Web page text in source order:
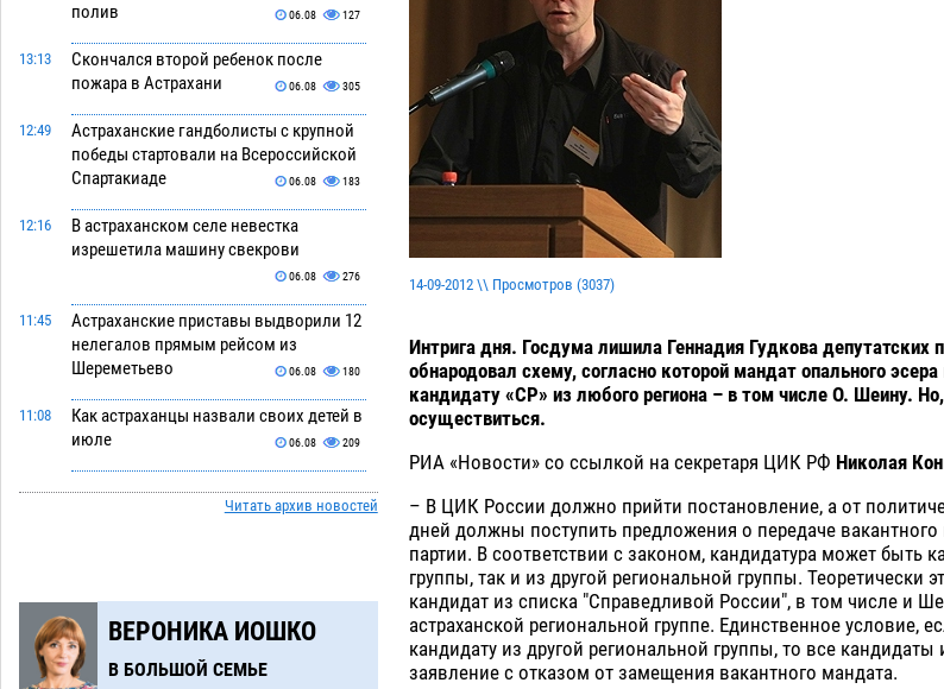
полив
06.08 127
13:13
Скончался второй ребенок после
пожара в Астрахани
06.08 305
12:49
Астраханские гандболисты с крупной
победы стартовали на Всероссийской
Спартакиаде
06.08 183
12:16
В астраханском селе невестка
изрешетила машину свекрови
06.08 276
11:45
Астраханские приставы выдворили 12
нелегалов прямым рейсом из
Шереметьево
06.08 180
11:08
Как астраханцы назвали своих детей в
июле
06.08 209
В Астрахани несовершеннолетнему
дали условные 1,5 года за найденные
помогла многодетному отцу вернуть
родительские права
06.08
09:13
В Астрахани купеческий банк укроют
Читать архив новостей
ВЕРОНИКА ИОШКО
В БОЛЬШОЙ СЕМЬЕ
14-09-2012 \\ Просмотров (3037)
Интрига дня. Госдума лишила Геннадия Гудкова депутатских
обнародовал схему, согласно которой мандат опального
кандидату «СР» из любого региона – в том числе О. Шеину.
осуществиться.
РИА «Новости» со ссылкой на секретаря ЦИК РФ Николая
– В ЦИК России должно прийти постановление, а от
дней должны поступить предложения о передаче вакантного
партии. В соответствии с законом, кандидатура может быть
группы, так и из другой региональной группы. Теоретически
кандидат из списка "Справедливой России", в том числе и
астраханской региональной группе. Единственное условие,
кандидату из другой региональной группы, то все
заявление с отказом от замещения вакантного мандата.